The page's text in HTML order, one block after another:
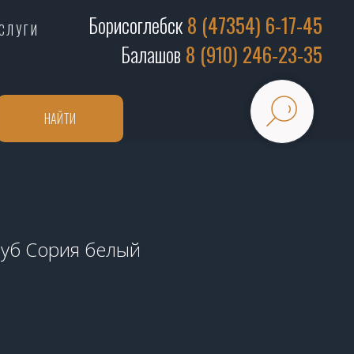
Борисоглебск8 (47354) 6-17-45
Балашов 8 (910) 246-23-35
НАЙТИ
Сория белый